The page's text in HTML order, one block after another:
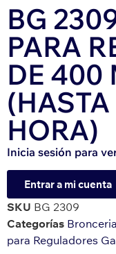
BG
PARA
DE 400
(HASTA
HORA)
Inicia sesión para
Entrar a mi cuenta
SKU BG 2309
Categorías
para Reguladores